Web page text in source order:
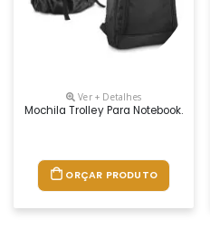
Ver + Detalhes
Mochila Trolley Para Notebook.
ORÇAR PRODUTO